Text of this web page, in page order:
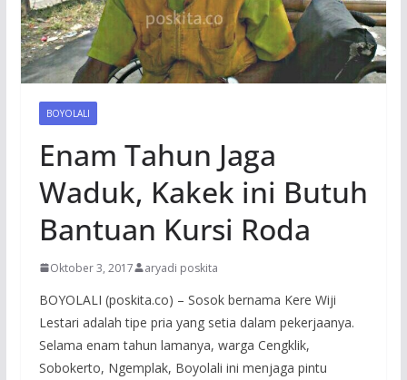
BOYOLALI
Enam Tahun Jaga
Waduk, Kakek ini Butuh
Bantuan Kursi Roda
Oktober 3, 2017 aryadi poskita
BOYOLALI (poskita.co) – Sosok bernama Kere Wiji
Lestari adalah tipe pria yang setia dalam pekerjaanya.
Selama enam tahun lamanya, warga Cengklik,
Sobokerto, Ngemplak, Boyolali ini menjaga pintu